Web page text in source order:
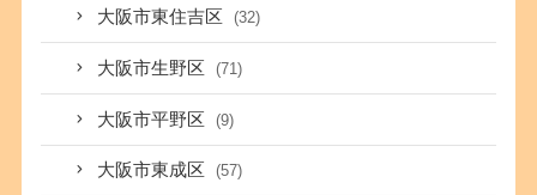
大阪市東住吉区 (32)
大阪市生野区 (71)
大阪市平野区 (9)
大阪市東成区 (57)